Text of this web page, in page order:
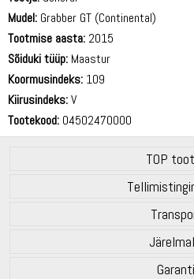
Mudel: Grabber GT (Continental)
Tootmise aasta: 2015
Sõiduki tüüp: Maastur
Koormusindeks: 109
Kiirusindeks:V
Tootekood: 04502470000
TOP